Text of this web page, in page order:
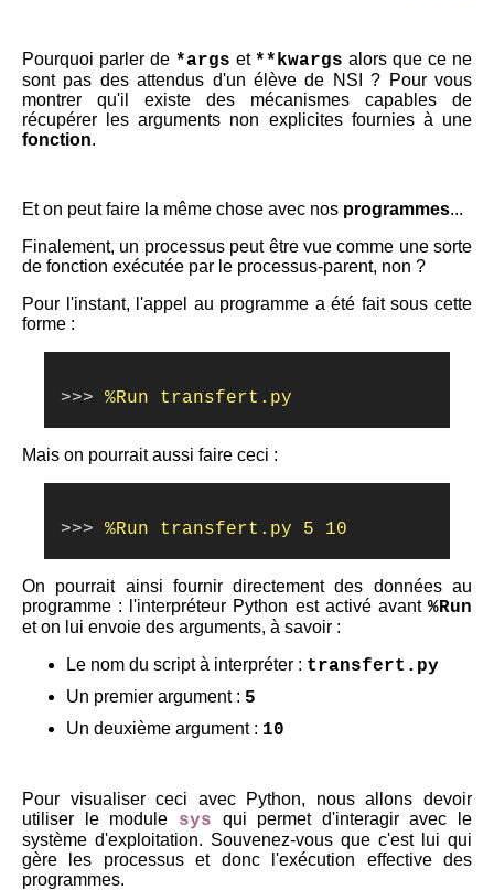
Pourquoi parler de *args et **kwargs alors que ce ne
sont pas des attendus d'un élève de NSI ? Pour vous
montrer qu'il existe des mécanismes capables de
récupérer les arguments non explicites fournies à une
fonction.
Et on peut faire la même chose avec nos programmes...
Finalement, un processus peut être vue comme une sorte
de fonction exécutée par le processus-parent, non ?
Pour l'instant, l'appel au programme a été fait sous cette
forme :
>>>
Mais on pourrait aussi faire ceci :
>>>
On pourrait ainsi fournir directement des données au
programme : l'interpréteur Python est activé avant %Run
et on lui envoie des arguments, à savoir :
Le nom du script à interpréter : transfert.py
Un premier argument : 5
Un deuxième argument : 10
Pour visualiser ceci avec Python, nous allons devoir
utiliser le module sys qui permet d'interagir avec le
système d'exploitation. Souvenez-vous que c'est lui qui
gère les processus et donc l'exécution effective des
programmes.